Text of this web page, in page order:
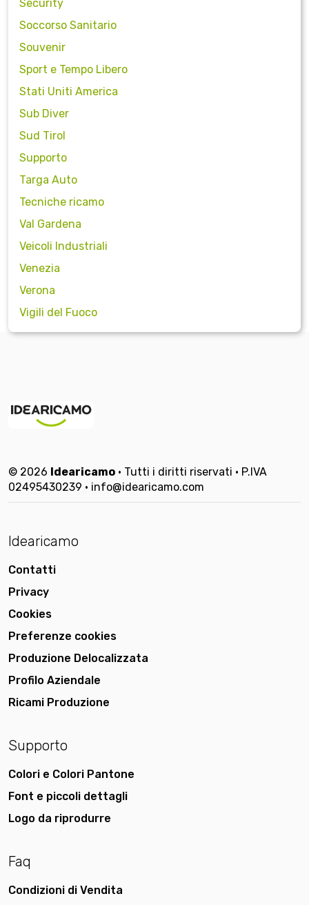
Security
Soccorso Sanitario
Souvenir
Sport e Tempo Libero
Stati Uniti America
Sub Diver
Sud Tirol
Supporto
Targa Auto
Tecniche ricamo
Val Gardena
Veicoli Industriali
Venezia
Verona
Vigili del Fuoco
© 2026 Idearicamo • Tutti i diritti riservati • P.IVA
02495430239 • info@idearicamo.com
Idearicamo
Contatti
Privacy
Cookies
Preferenze cookies
Produzione Delocalizzata
Profilo Aziendale
Ricami Produzione
Supporto
Colori e Colori Pantone
Font e piccoli dettagli
Logo da riprodurre
Faq
Condizioni di Vendita